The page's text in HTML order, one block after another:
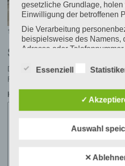
Posted
19. Januar 201819. Januar 2018Full
size
Schreibe einen
Deine E-Mail-Adresse wird nicht
Felder sind mit
Kommentar
gesetzliche Grundlage,
Einwilligung der betroffenen
Die Verarbeitung
beispielsweise des Namens,
Adresse oder
Datenschutz-
landesspezifischen
Mittels dieser
verarbeiteten
zustehenden Rechte
Essenziell
✓
Auswahl
✕